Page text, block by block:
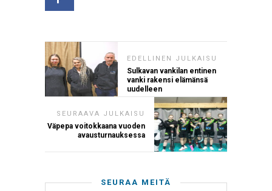
EDELLINEN JULKAISU
Sulkavan vankilan entinen
vanki rakensi elämänsä
uudelleen
SEURAAVA JULKAISU
Väpepa voitokkaana vuoden
avausturnauksessa
SEURAA MEITÄ